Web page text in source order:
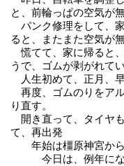
と、前輪っぱの空気が
パンク修理をして、
ると、またまた空気が
慌てて、家に帰ると
うで、ゴムが剥がれてい
人生初めて、正月、
再度、ゴムのりをア
り直す。
開き直って、タイヤ
て、再出発
年始は橿原神宮から
今日は、例年にな